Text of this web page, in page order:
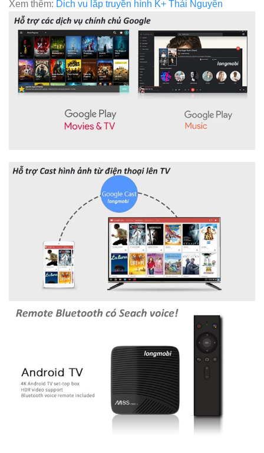
Xem thêm: Dich vu lắp truyền hình K+ Thái Nguyên